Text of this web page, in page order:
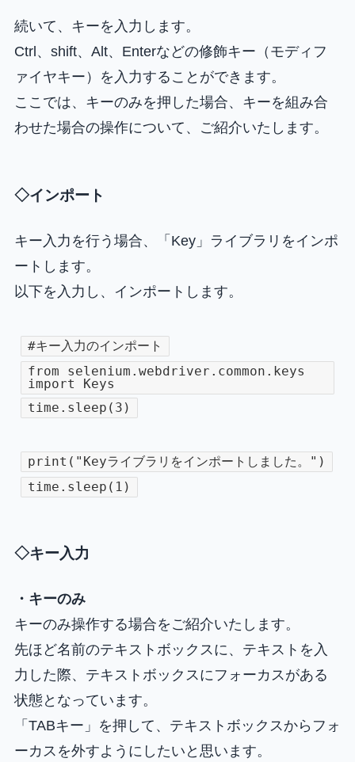
続いて、キーを入力します。
Ctrl、shift、Alt、Enterなどの修飾キー（モディフ
ァイヤキー）を入力することができます。
ここでは、キーのみを押した場合、キーを組み合
わせた場合の操作について、ご紹介いたします。
◇インポート
キー入力を行う場合、「Key」ライブラリをインポ
ートします。
以下を入力し、インポートします。
#キー入力のインポート
from selenium.webdriver.common.keys
import Keys
time.sleep(3)
print("Keyライブラリをインポートしました。")
time.sleep(1)
◇キー入力
・キーのみ
キーのみ操作する場合をご紹介いたします。
先ほど名前のテキストボックスに、テキストを入
力した際、テキストボックスにフォーカスがある
状態となっています。
「TABキー」を押して、テキストボックスからフォ
ーカスを外すようにしたいと思います。